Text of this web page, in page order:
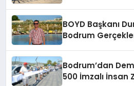
BOYD Başkanı
Bodrum
Bodrum’dan
500 İmzalı İnsan